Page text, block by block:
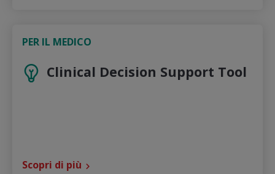
PER IL MEDICO
Clinical Decision Support Tool
Scopri di più